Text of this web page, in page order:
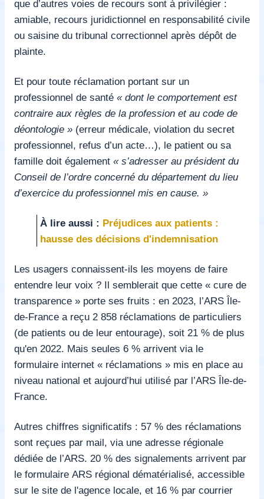
que d’autres voies de recours sont à privilégier :
amiable, recours juridictionnel en responsabilité civile
ou saisine du tribunal correctionnel après dépôt de
plainte.
Et pour toute réclamation portant sur un
professionnel de santé « dont le comportement est
contraire aux règles de la profession et au code de
déontologie » (erreur médicale, violation du secret
professionnel, refus d’un acte…), le patient ou sa
famille doit également « s’adresser au président du
Conseil de l’ordre concerné du département du lieu
d’exercice du professionnel mis en cause. »
À lire aussi : Préjudices aux patients :
hausse des décisions d'indemnisation
Les usagers connaissent-ils les moyens de faire
entendre leur voix ? Il semblerait que cette « cure de
transparence » porte ses fruits : en 2023, l’ARS Île-
de-France a reçu 2 858 réclamations de particuliers
(de patients ou de leur entourage), soit 21 % de plus
qu'en 2022. Mais seules 6 % arrivent via le
formulaire internet « réclamations » mis en place au
niveau national et aujourd’hui utilisé par l’ARS Île-de-
France.
Autres chiffres significatifs : 57 % des réclamations
sont reçues par mail, via une adresse régionale
dédiée de l’ARS. 20 % des signalements arrivent par
le formulaire ARS régional dématérialisé, accessible
sur le site de l'agence locale, et 16 % par courrier